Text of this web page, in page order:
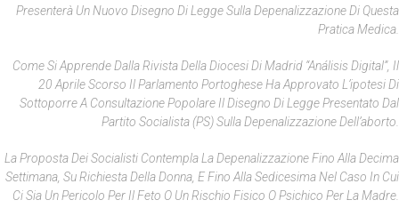
Presenterà Un Nuovo Disegno Di Legge Sulla Depenalizzazione Di Questa
Pratica Medica.
Come Si Apprende Dalla Rivista Della Diocesi Di Madrid “Análisis Digital”, Il
20 Aprile Scorso Il Parlamento Portoghese Ha Approvato L’ipotesi Di
Sottoporre A Consultazione Popolare Il Disegno Di Legge Presentato Dal
Partito Socialista (PS) Sulla Depenalizzazione Dell’aborto.
La Proposta Dei Socialisti Contempla La Depenalizzazione Fino Alla Decima
Settimana, Su Richiesta Della Donna, E Fino Alla Sedicesima Nel Caso In Cui
Ci Sia Un Pericolo Per Il Feto O Un Rischio Fisico O Psichico Per La Madre.